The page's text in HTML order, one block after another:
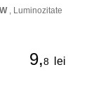
, Luminozitate
9,8 lei